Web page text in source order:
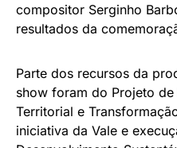
compositor Serginho
resultados da
Parte dos recursos da
show foram do Projeto
Territorial e
iniciativa da Vale e